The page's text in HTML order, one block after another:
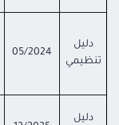
دليل
تنظيمي
05/2024
دليل